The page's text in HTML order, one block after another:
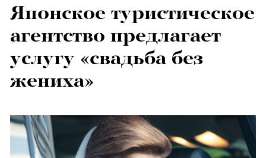
Японское туристическое
агентство предлагает
услугу «свадьба без
жениха»